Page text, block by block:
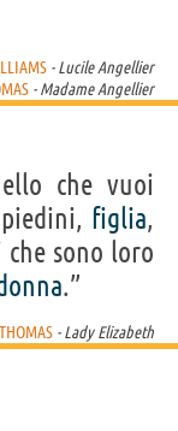
- Lucile Angellier
- Madame Angellier
che vuoi
figlia,
che sono loro
.”
- Lady Elizabeth